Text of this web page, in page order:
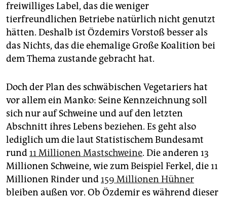
freiwilliges Label, das die weniger
tierfreundlichen Betriebe natürlich nicht genutzt
hätten. Deshalb ist Özdemirs Vorstoß besser als
das Nichts, das die ehemalige Große Koalition bei
dem Thema zustande gebracht hat.
Doch der Plan des schwäbischen Vegetariers hat
vor allem ein Manko: Seine Kennzeichnung soll
sich nur auf Schweine und auf den letzten
Abschnitt ihres Lebens beziehen. Es geht also
lediglich um die laut Statistischem Bundesamt
rund11 Millionen Mastschweine. Die anderen 13
Millionen Schweine, wie zum Beispiel Ferkel, die 11
Millionen Rinder und159 Millionen Hühner
bleiben außen vor. Ob Özdemir es während dieser